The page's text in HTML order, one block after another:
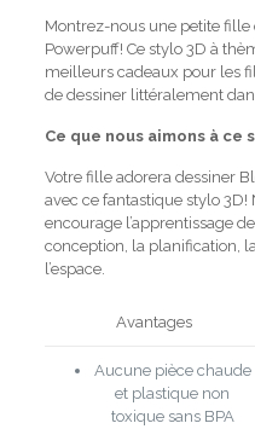
Montrez-nous une petite fille
Powerpuff! Ce stylo 3D à
meilleurs cadeaux pour les
de dessiner littéralement
Ce que nous aimons à ce
Votre fille adorera dessiner
avec ce fantastique stylo 3D!
encourage l’apprentissage
conception, la planification,
l’espace.
Avantages
Aucune pièce chaude
et plastique non
toxique sans BPA